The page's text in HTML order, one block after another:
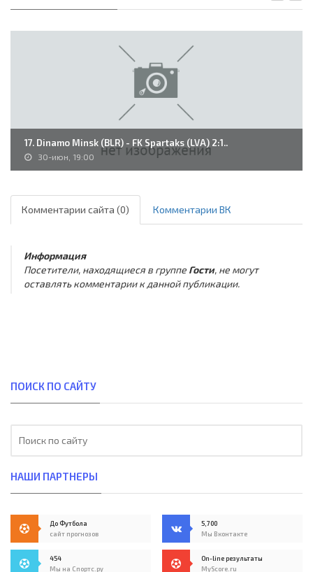
17. Dinamo Minsk (BLR) - FK Spartaks (LVA) 2:1..
30-июн, 19:00
Комментарии сайта (0) Комментарии ВК
Информация
Посетители, находящиеся в группе Гости, не могут
оставлять комментарии к данной публикации.
ПОИСК ПО САЙТУ
НАШИ ПАРТНЕРЫ
До Футбола
сайт прогнозов
5,700
Мы Вконтакте
454
Мы на Спортс.ру
On-line результаты
MyScore.ru